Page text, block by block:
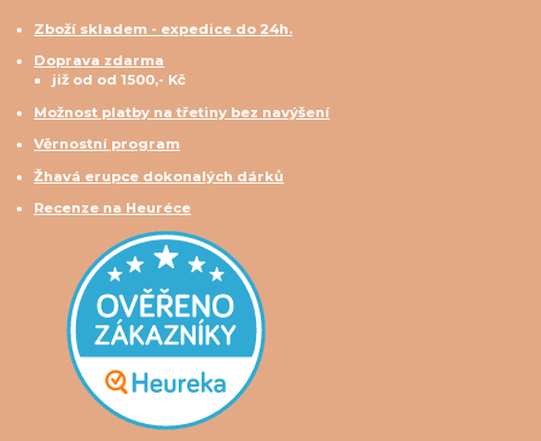
Zboží skladem - expedice do 24h.
Doprava zdarma
již od od 1500,- Kč
Možnost platby na třetiny bez navýšení
Věrnostní program
Žhavá erupce dokonalých dárků
Recenze na Heuréce